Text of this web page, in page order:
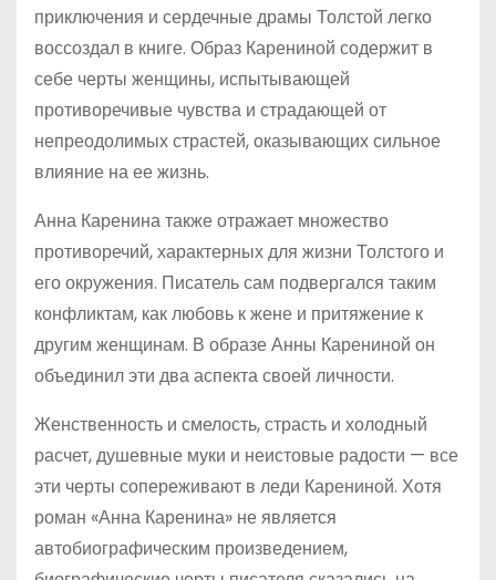
приключения и сердечные драмы Толстой легко
воссоздал в книге. Образ Карениной содержит в
себе черты женщины, испытывающей
противоречивые чувства и страдающей от
непреодолимых страстей, оказывающих сильное
влияние на ее жизнь.
Анна Каренина также отражает множество
противоречий, характерных для жизни Толстого и
его окружения. Писатель сам подвергался таким
конфликтам, как любовь к жене и притяжение к
другим женщинам. В образе Анны Карениной он
объединил эти два аспекта своей личности.
Женственность и смелость, страсть и холодный
расчет, душевные муки и неистовые радости — все
эти черты сопереживают в леди Карениной. Хотя
роман «Анна Каренина» не является
автобиографическим произведением,